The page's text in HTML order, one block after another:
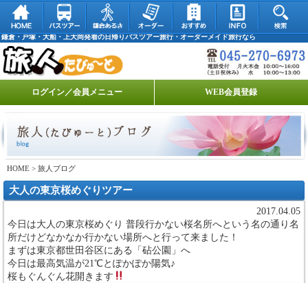
鎌倉・戸塚・大船・上大岡発着の日帰りバスツアー旅行・オーダーメイド旅行なら
ログイン／会員メニュー WEB会員登録
HOME > 旅人ブログ
大人の東京桜めぐりツアー
2017.04.05
今日は大人の東京桜めぐり 普段行かない桜名所へという名の通り名
所だけどなかなか行かない場所へと行って来ました！
まずは東京都世田谷区にある「砧公園」へ
今日は最高気温が21℃とぽかぽか陽気♪
桜もぐんぐん花開きます